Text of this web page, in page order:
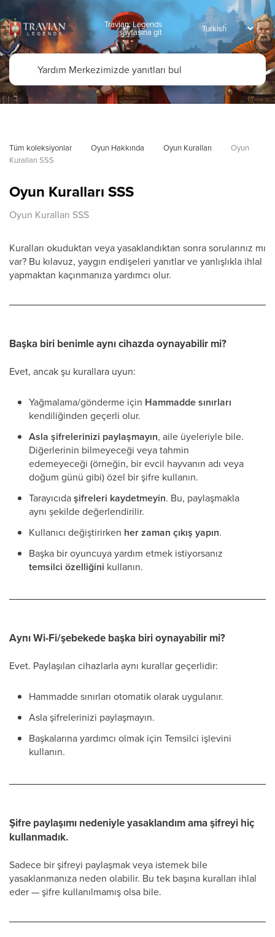
Travian: Legends
sayfasına git
Tüm koleksiyonlar Oyun Hakkında Oyun Kuralları
Oyun
Kuralları SSS
Oyun Kuralları SSS
Oyun Kuralları SSS
Kuralları okuduktan veya yasaklandıktan sonra sorularınız mı
var? Bu kılavuz, yaygın endişeleri yanıtlar ve yanlışlıkla ihlal
yapmaktan kaçınmanıza yardımcı olur.
Başka biri benimle aynı cihazda oynayabilir mi?
Evet, ancak şu kurallara uyun:
Yağmalama/gönderme için Hammadde sınırları
kendiliğinden geçerli olur.
Asla şifrelerinizi paylaşmayın, aile üyeleriyle bile.
Diğerlerinin bilmeyeceği veya tahmin
edemeyeceği (örneğin, bir evcil hayvanın adı veya
doğum günü gibi) özel bir şifre kullanın.
Tarayıcıdaşifreleri kaydetmeyin. Bu, paylaşmakla
aynı şekilde değerlendirilir.
Kullanıcı değiştirirken her zaman çıkış yapın.
Başka bir oyuncuya yardım etmek istiyorsanız
temsilci özelliğini kullanın.
Aynı Wi-Fi/şebekede başka biri oynayabilir mi?
Evet. Paylaşılan cihazlarla aynı kurallar geçerlidir:
Hammadde sınırları otomatik olarak uygulanır.
Asla şifrelerinizi paylaşmayın.
Başkalarına yardımcı olmak için Temsilci işlevini
kullanın.
Şifre paylaşımı nedeniyle yasaklandım ama şifreyi hiç
kullanmadık.
Sadece bir şifreyi paylaşmak veya istemek bile
yasaklanmanıza neden olabilir. Bu tek başına kuralları ihlal
eder — şifre kullanılmamış olsa bile.